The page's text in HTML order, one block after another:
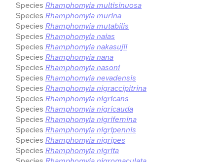
Species Rhamphomyia multisinuosa
Species Rhamphomyia murina
Species Rhamphomyia mutabilis
Species Rhamphomyia naias
Species Rhamphomyia nakasujii
Species Rhamphomyia nana
Species Rhamphomyia nasoni
Species Rhamphomyia nevadensis
Species Rhamphomyia nigraccipitrina
Species Rhamphomyia nigricans
Species Rhamphomyia nigricauda
Species Rhamphomyia nigrifemina
Species Rhamphomyia nigripennis
Species Rhamphomyia nigripes
Species Rhamphomyia nigrita